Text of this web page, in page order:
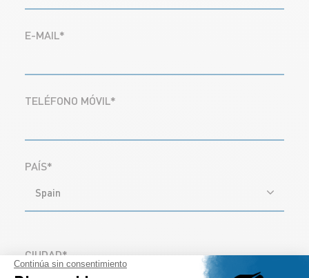
E-MAIL*
TELÉFONO MÓVIL*
PAÍS*
Spain
CIUDAD*
Continúa sin consentimiento